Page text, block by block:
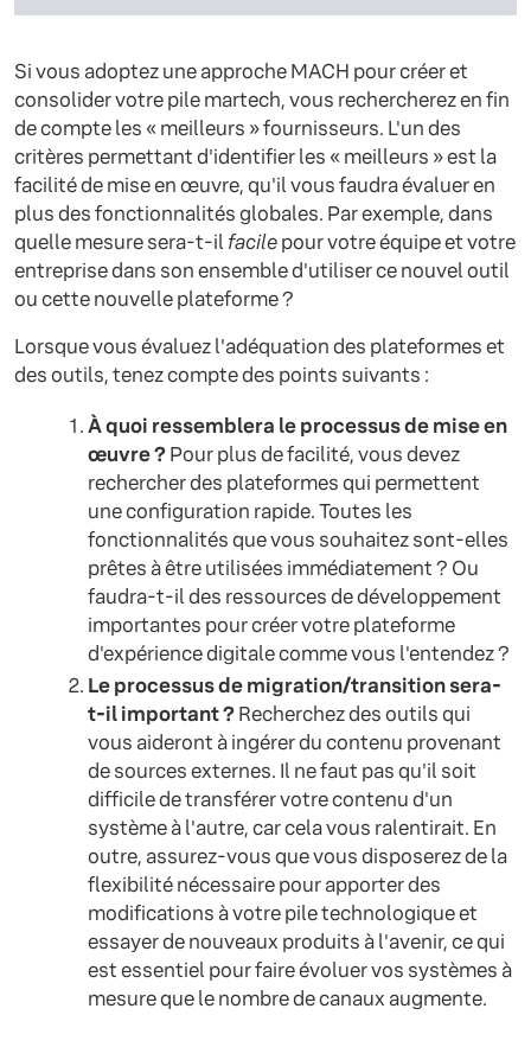
Si vous adoptez une approche MACH pour créer et
consolider votre pile martech, vous rechercherez en fin
de compte les « meilleurs » fournisseurs. L'un des
critères permettant d'identifier les « meilleurs » est la
facilité de mise en œuvre, qu'il vous faudra évaluer en
plus des fonctionnalités globales. Par exemple, dans
quelle mesure sera-t-il facilepour votre équipe et votre
entreprise dans son ensemble d'utiliser ce nouvel outil
ou cette nouvelle plateforme ?
Lorsque vous évaluez l'adéquation des plateformes et
des outils, tenez compte des points suivants :
À quoi ressemblera le processus de mise en
œuvre ?Pour plus de facilité, vous devez
rechercher des plateformes qui permettent
une configuration rapide. Toutes les
fonctionnalités que vous souhaitez sont-elles
prêtes à être utilisées immédiatement ? Ou
faudra-t-il des ressources de développement
importantes pour créer votre plateforme
d'expérience digitale comme vous l'entendez ?
Le processus de migration/transition sera-
t-il important ?Recherchez des outils qui
vous aideront à ingérer du contenu provenant
de sources externes. Il ne faut pas qu'il soit
difficile de transférer votre contenu d'un
système à l'autre, car cela vous ralentirait. En
outre, assurez-vous que vous disposerez de la
flexibilité nécessaire pour apporter des
modifications à votre pile technologique et
essayer de nouveaux produits à l'avenir, ce qui
est essentiel pour faire évoluer vos systèmes à
mesure que le nombre de canaux augmente.